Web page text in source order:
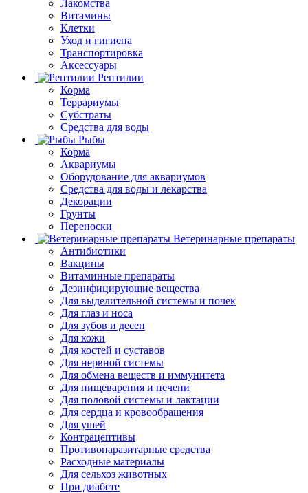
Лакомства
Витамины
Клетки
Уход и гигиена
Транспортировка
Аксессуары
Рептилии
Корма
Террариумы
Субстраты
Средства для воды
Рыбы
Корма
Аквариумы
Оборудование для аквариумов
Средства для воды и лекарства
Декорации
Грунты
Переноски
Ветеринарные препараты
Антибиотики
Вакцины
Витаминные препараты
Дезинфицирующие вещества
Для выделительной системы и почек
Для глаз и носа
Для зубов и десен
Для кожи
Для костей и суставов
Для нервной системы
Для обмена веществ и иммунитета
Для пищеварения и печени
Для половой системы и лактации
Для сердца и кровообращения
Для ушей
Контрацептивы
Противопаразитарные средства
Расходные материалы
Для сельхоз животных
При диабете